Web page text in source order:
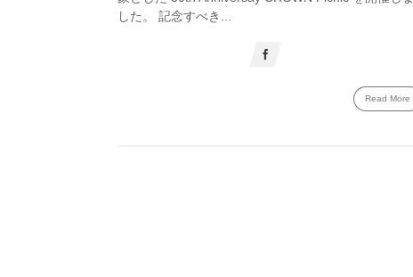
した。 記念すべき...
Read More